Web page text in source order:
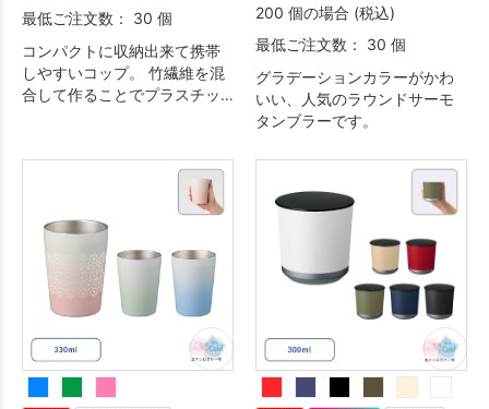
最低ご注文数： 30 個
コンパクトに収納出来て携帯
しやすいコップ。 竹繊維を混
合して作ることでプラスチッ
側のピルケースに薬やサプリ
メントを入れることができま
す。 ■使用時容量：約150ml
200 個の場合 (税込)
最低ご注文数： 30 個
グラデーションカラーがかわ
いい、人気のラウンドサーモ
タンブラーです。